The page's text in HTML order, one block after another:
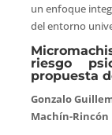
un enfoque
del entorno
riesgo
propuesta
Gonzalo
Machín-Rincón